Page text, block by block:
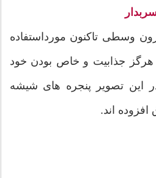
وسطی تاکنون مورداستفاده
هرگز جذابیت و خاص بودن خود
این تصویر پنجره های شیشه
افزوده اند.